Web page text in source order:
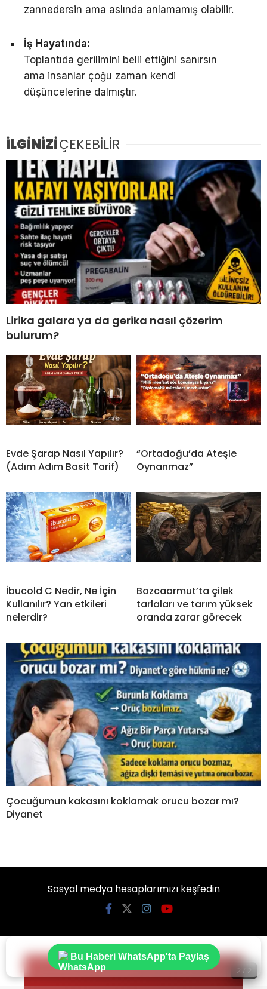
zannedersin ama aslında anlamamış olabilir.
İş Hayatında:
Toplantıda gerilimini belli ettiğini sanırsın
ama insanlar çoğu zaman kendi
düşüncelerine dalmıştır.
İLGİNİZİÇEKEBİLİR
Lirika galara ya da gerika nasıl çözerim
bulurum?
Evde Şarap Nasıl Yapılır?
(Adım Adım Basit Tarif)
“Ortadoğu’da Ateşle
Oynanmaz”
İbucold C Nedir, Ne İçin
Kullanılır? Yan etkileri
nelerdir?
Bozcaarmut’ta çilek
tarlaları ve tarım yüksek
oranda zarar görecek
Çocuğumun kakasını koklamak orucu bozar mı?
Diyanet
Sosyal medya hesaplarımızı keşfedin
2 / 2
Bu Haberi WhatsApp'ta Paylaş